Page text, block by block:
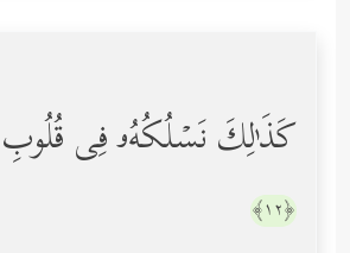
كَذَ ٰ⁠لِكَ نَسۡلُكُهُۥ فِی
﴿١٢﴾